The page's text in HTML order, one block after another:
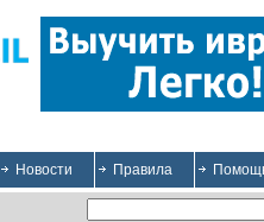
Новости Правила